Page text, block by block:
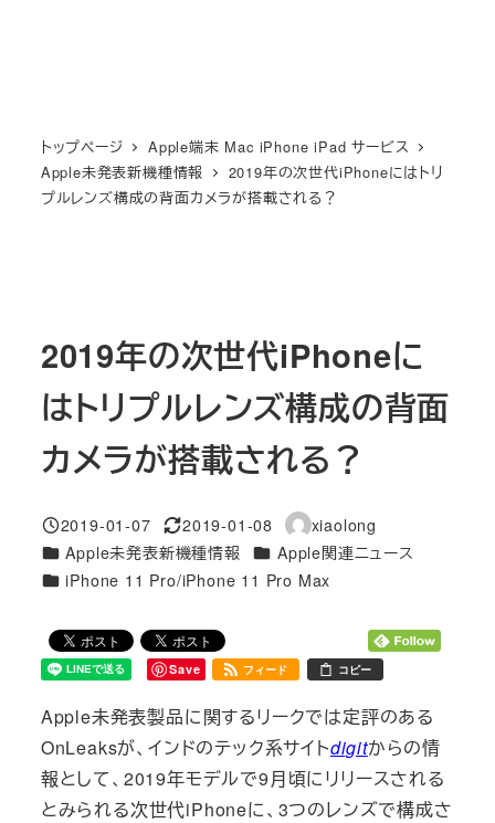
トップページ
Apple端末 Mac iPhone iPad サービス
Apple未発表新機種情報
2019年の次世代iPhoneにはトリ
プルレンズ構成の背面カメラが搭載される？
2019年の次世代iPhoneに
はトリプルレンズ構成の背面
カメラが搭載される？
投稿日
2019-01-07
更新日
2019-01-08
著
者
xiaolong
カテゴリー
Apple未発表新機種情報 カテゴリー
Apple関連ニュース
カテゴリー
iPhone 11 Pro/iPhone 11 Pro Max
Save フィード コピー
Apple未発表製品に関するリークでは定評のある
OnLeaksが、インドのテック系サイトdigitからの情
報として、2019年モデルで9月頃にリリースされる
とみられる次世代iPhoneに、3つのレンズで構成さ